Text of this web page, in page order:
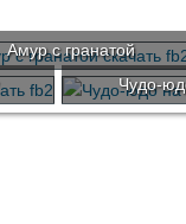
Амур с гранатой
Чудо-